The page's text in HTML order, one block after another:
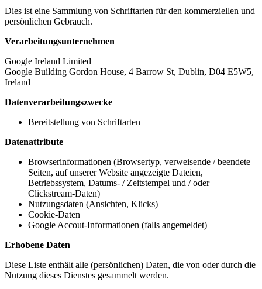
Dies ist eine Sammlung von Schriftarten für den kommerziellen und
persönlichen Gebrauch.
Verarbeitungsunternehmen
Google Ireland Limited
Google Building Gordon House, 4 Barrow St, Dublin, D04 E5W5,
Ireland
Datenverarbeitungszwecke
Bereitstellung von Schriftarten
Datenattribute
Browserinformationen (Browsertyp, verweisende / beendete
Seiten, auf unserer Website angezeigte Dateien,
Betriebssystem, Datums- / Zeitstempel und / oder
Clickstream-Daten)
Nutzungsdaten (Ansichten, Klicks)
Cookie-Daten
Google Accout-Informationen (falls angemeldet)
Erhobene Daten
Diese Liste enthält alle (persönlichen) Daten, die von oder durch die
Nutzung dieses Dienstes gesammelt werden.